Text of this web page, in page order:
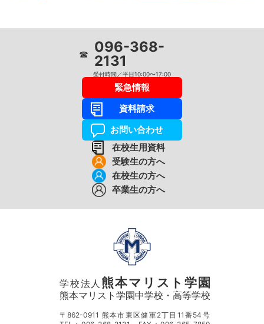
☎ 096-368-
2131
受付時間／平日10:00〜17:00
緊急情報
資料請求
お問い合わせ
在校生用資料
受験生の方へ
在校生の方へ
卒業生の方へ
学校法人 熊本マリスト学園
熊本マリスト学園中学校・高等学校
〒862-0911 熊本市東区健軍2丁目11番54号